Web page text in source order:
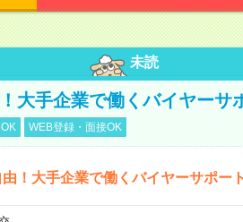
未読
大手企業で働くバイヤーサ
WEB登録・面接OK
！大手企業で働くバイヤーサポー